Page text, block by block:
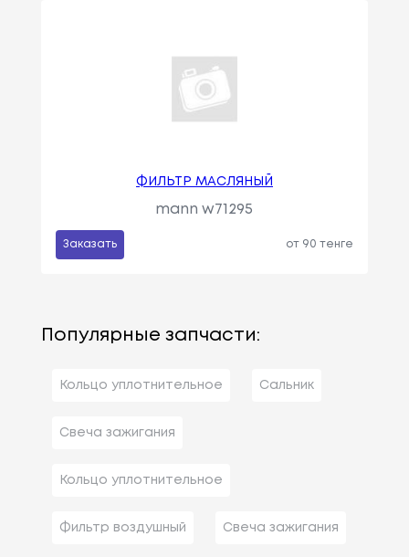
ФИЛЬТР МАСЛЯНЫЙ
mann w71295
Заказать от 90 тенге
Популярные запчасти:
Кольцо уплотнительное Сальник
Свеча зажигания
Кольцо уплотнительное
Фильтр воздушный Свеча зажигания